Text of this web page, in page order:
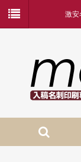
激安